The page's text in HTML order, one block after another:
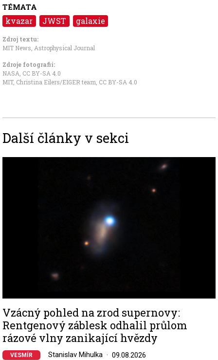
TÉMATA
kvazar JWST galaxie
Zdroj textu:
MIT News Astrophysical Journal
Zdroje fotografii:
NASA CC BY-SA 4.0
MIT, Christina Eilers/EIGER team CC BY-SA 4.0
Další články v sekci
Vzácný pohled na zrod supernovy:
Rentgenový záblesk odhalil průlom
rázové vlny zanikající hvězdy
VESMÍR Stanislav Mihulka 09.08.2026